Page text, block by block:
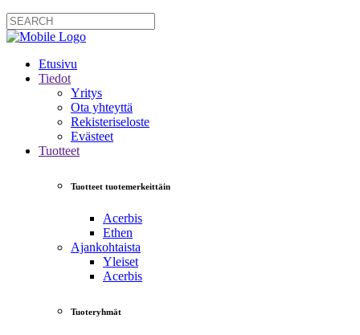
Etusivu
Tiedot
Yritys
Ota yhteyttä
Rekisteriseloste
Evästeet
Tuotteet
Tuotteet tuotemerkeittäin
Acerbis
Ethen
Ajankohtaista
Yleiset
Acerbis
Tuoteryhmät